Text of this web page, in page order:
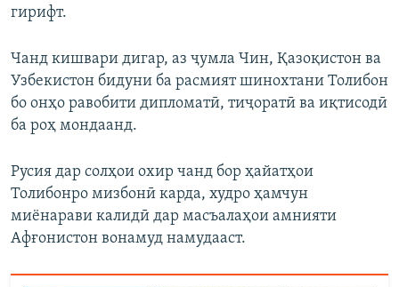
гирифт.
Чанд кишвари дигар, аз ҷумла Чин, Қазоқистон ва
Узбекистон бидуни ба расмият шинохтани Толибон
бо онҳо равобити дипломатӣ, тиҷоратӣ ва иқтисодӣ
ба роҳ мондаанд.
Русия дар солҳои охир чанд бор ҳайатҳои
Толибонро мизбонӣ карда, худро ҳамчун
миёнарави калидӣ дар масъалаҳои амнияти
Афғонистон вонамуд намудааст.